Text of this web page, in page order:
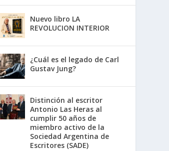
Nuevo libro LA
REVOLUCION INTERIOR
¿Cuál es el legado de Carl
Gustav Jung?
Distinción al escritor
Antonio Las Heras al
cumplir 50 años de
miembro activo de la
Sociedad Argentina de
Escritores (SADE)